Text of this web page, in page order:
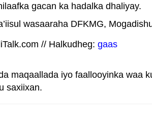
gacan ka hadalka dhaliyay.
wasaaraha DFKMG,
// Halkudheg: gaas
maqaallada iyo faallooyinka waa
saxiixan.